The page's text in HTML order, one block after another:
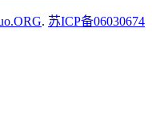
. 苏ICP备06030674